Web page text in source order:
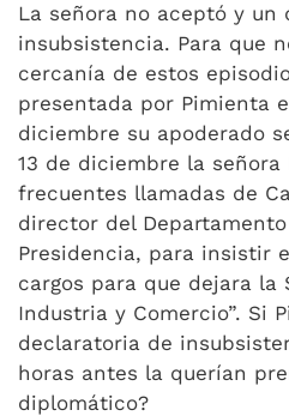
La señora no aceptó y un
insubsistencia. Para que
cercanía de estos
presentada por Pimienta
diciembre su apoderado
13 de diciembre la
frecuentes llamadas de
director del
Presidencia, para insistir
cargos para que dejara la
Industria y Comercio”. Si
declaratoria de
horas antes la querían
diplomático?